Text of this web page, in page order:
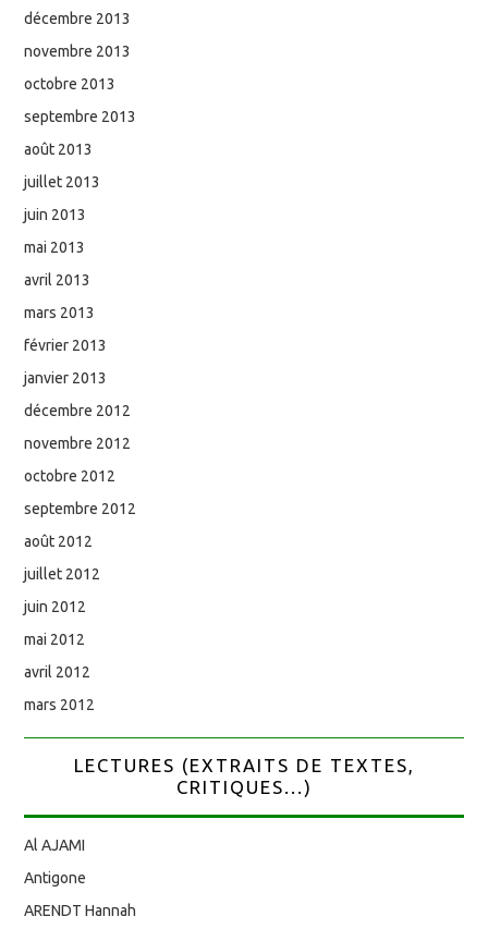
décembre 2013
novembre 2013
octobre 2013
septembre 2013
août 2013
juillet 2013
juin 2013
mai 2013
avril 2013
mars 2013
février 2013
janvier 2013
décembre 2012
novembre 2012
octobre 2012
septembre 2012
août 2012
juillet 2012
juin 2012
mai 2012
avril 2012
mars 2012
LECTURES (EXTRAITS DE TEXTES,
CRITIQUES...)
Al AJAMI
Antigone
ARENDT Hannah